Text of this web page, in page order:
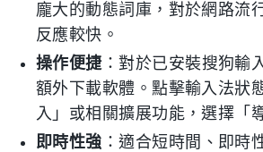
龐大的動態詞庫，對於網路流
反應較快。
操作便捷：對於已安裝搜狗輸
額外下載軟體。點擊輸入法狀
入」或相關擴展功能，選擇「
即時性強 ：適合短時間、即時